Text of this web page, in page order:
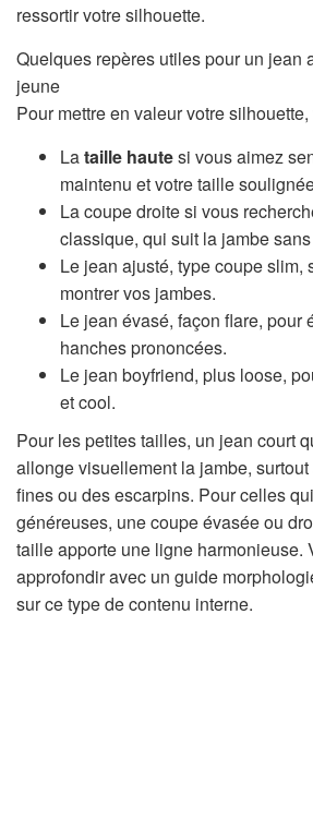
ressortir votre silhouette.
Quelques repères utiles pour un jean
jeune
Pour mettre en valeur votre
Lataille hautesi vous aimez
maintenu et votre taille
La coupe droite si vous
classique, qui suit la jambe
Le jean ajusté, type coupe slim,
montrer vos jambes.
Le jean évasé, façon flare, pour
hanches prononcées.
Le jean boyfriend, plus loose,
et cool.
Pour les petites tailles, un jean court
allonge visuellement la jambe,
fines ou des escarpins. Pour celles
généreuses, une coupe évasée ou
taille apporte une ligne harmonieuse.
approfondir avec un guide
sur ce type de contenu interne.